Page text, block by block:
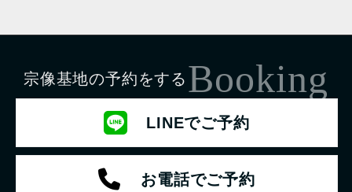
Booking
宗像基地の予約をする
LINEでご予約
お電話でご予約